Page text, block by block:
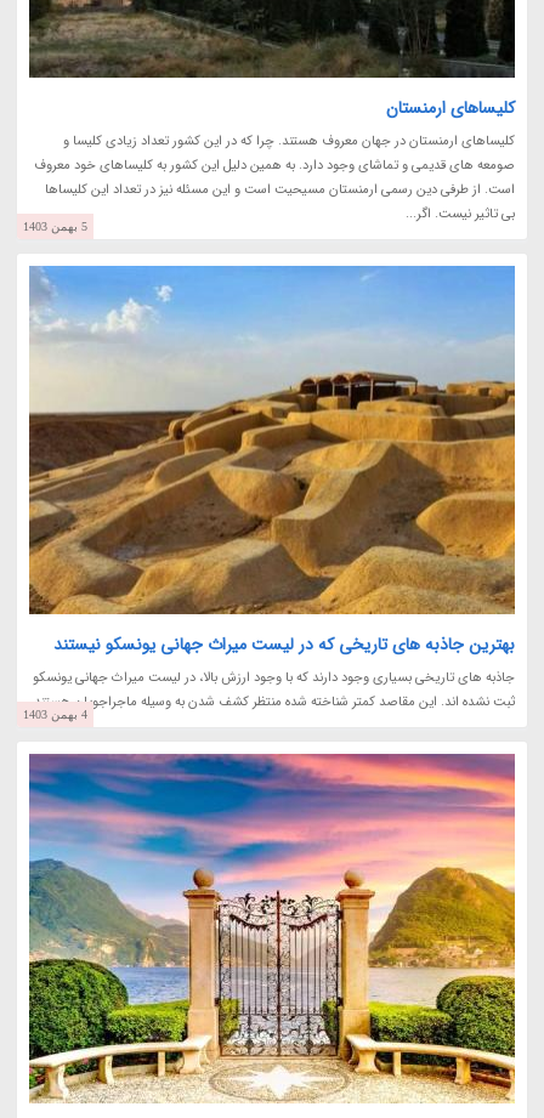
کلیساهای ارمنستان
کلیساهای ارمنستان در جهان معروف هستند. چرا که در این کشور تعداد زیادی کلیسا و
صومعه های قدیمی و تماشای وجود دارد. به همین دلیل این کشور به کلیساهای خود معروف
است. از طرفی دین رسمی ارمنستان مسیحیت است و این مسئله نیز در تعداد این کلیساها
بی تاثیر نیست. اگر...
5 بهمن 1403
بهترین جاذبه های تاریخی که در لیست میراث جهانی یونسکو نیستند
جاذبه های تاریخی بسیاری وجود دارند که با وجود ارزش بالا، در لیست میراث جهانی یونسکو
ثبت نشده اند. این مقاصد کمتر شناخته شده منتظر کشف شدن به وسیله ماجراجویان هستند.
4 بهمن 1403